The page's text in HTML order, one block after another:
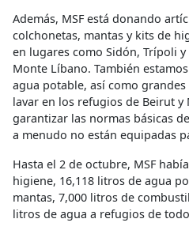
Además, MSF está donando
colchonetas, mantas y kits de
en lugares como Sidón, Trípoli
Monte Líbano. También
agua potable, así como
lavar en los refugios de Beirut y
garantizar las normas básicas
a menudo no están equipadas
Hasta el 2 de octubre, MSF
higiene, 16,118 litros de agua
mantas, 7,000 litros de
litros de agua a refugios de